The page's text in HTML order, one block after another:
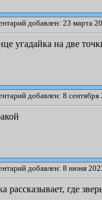
добавлен: 23 марта
угадайка на две
добавлен: 8
добавлен: 8 июня
рассказывает, где